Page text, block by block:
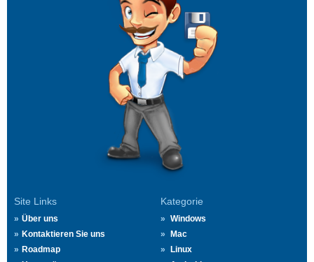
Site Links
Über uns
Kontaktieren Sie uns
Roadmap
Kategorie
Windows
Mac
Linux